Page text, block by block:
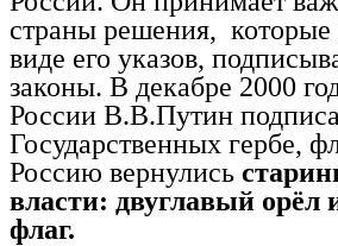
страны решения, которые
виде его указов,
законы. В декабре 2000
России В.В.Путин
Государственных гербе,
Россию вернулись
власти: двуглавый орёл
флаг.